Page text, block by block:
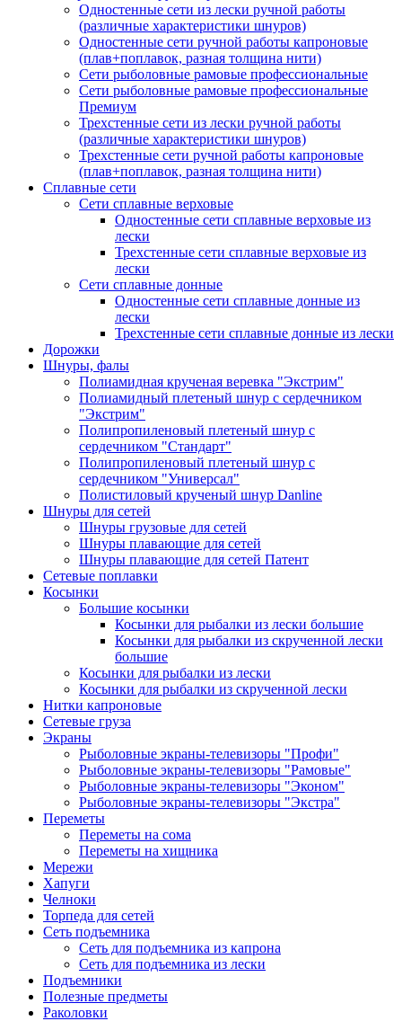
Одностенные сети из лески ручной работы
(различные характеристики шнуров)
Одностенные сети ручной работы капроновые
(плав+поплавок, разная толщина нити)
Сети рыболовные рамовые профессиональные
Сети рыболовные рамовые профессиональные
Премиум
Трехстенные сети из лески ручной работы
(различные характеристики шнуров)
Трехстенные сети ручной работы капроновые
(плав+поплавок, разная толщина нити)
Сплавные сети
Сети сплавные верховые
Одностенные сети сплавные верховые из
лески
Трехстенные сети сплавные верховые из
лески
Сети сплавные донные
Одностенные сети сплавные донные из
лески
Трехстенные сети сплавные донные из лески
Дорожки
Шнуры, фалы
Полиамидная крученая веревка "Экстрим"
Полиамидный плетеный шнур с сердечником
"Экстрим"
Полипропиленовый плетеный шнур с
сердечником "Стандарт"
Полипропиленовый плетеный шнур с
сердечником "Универсал"
Полистиловый крученый шнур Danline
Шнуры для сетей
Шнуры грузовые для сетей
Шнуры плавающие для сетей
Шнуры плавающие для сетей Патент
Сетевые поплавки
Косынки
Большие косынки
Косынки для рыбалки из лески большие
Косынки для рыбалки из скрученной лески
большие
Косынки для рыбалки из лески
Косынки для рыбалки из скрученной лески
Нитки капроновые
Сетевые груза
Экраны
Рыболовные экраны-телевизоры "Профи"
Рыболовные экраны-телевизоры "Рамовые"
Рыболовные экраны-телевизоры "Эконом"
Рыболовные экраны-телевизоры "Экстра"
Переметы
Переметы на сома
Переметы на хищника
Мережи
Хапуги
Челноки
Торпеда для сетей
Сеть подъемника
Сеть для подъемника из капрона
Сеть для подъемника из лески
Подъемники
Полезные предметы
Раколовки